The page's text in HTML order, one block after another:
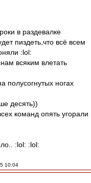
в раздевалке
пиздеть,что всё всем
:lol:
всяким влетать
полусогнутых ногах
десять))
команд опять угорали
:lol: :lol:
10:04